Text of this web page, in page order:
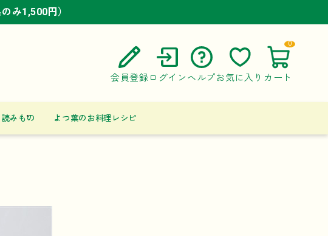
み1,500円）
み1,500円）
み1,500円）
会員登録 ログイン ヘルプ
ご利用ガイド
お問い合わせ
お気に入り カート
0
読みもの よつ葉のお料理レシピ